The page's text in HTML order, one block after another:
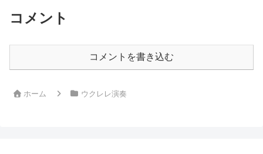
コメント
コメントを書き込む
ホーム ウクレレ演奏